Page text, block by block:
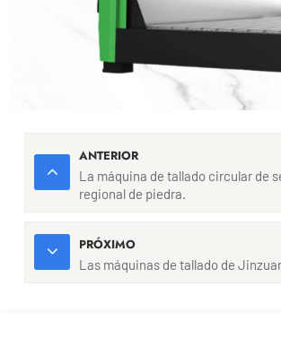
ANTERIOR
La máquina de tallado circular de
regional de piedra.
PRÓXIMO
Las máquinas de tallado de